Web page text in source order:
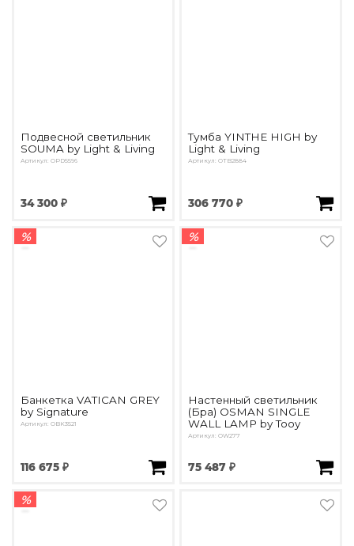
Подвесной светильник
SOUMA by Light & Living
Артикул: OPD5596
34 300 ₽
Тумба YINTHE HIGH by
Light & Living
Артикул: ОTB2884
306 770 ₽
%
Банкетка VATICAN GREY
by Signature
Артикул: OBK3521
116 675 ₽
%
Настенный светильник
(Бра) OSMAN SINGLE
WALL LAMP by Tooy
Артикул: OW277
75 487 ₽
%